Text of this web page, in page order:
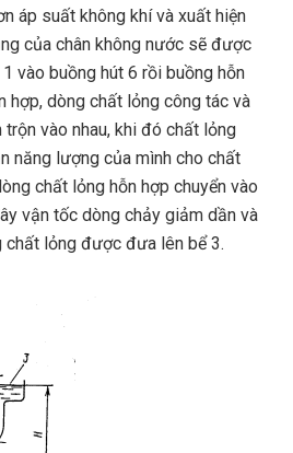
áp suất không khí và xuất hiện
của chân không nước sẽ được
vào buồng hút 6 rồi buồng hỗn
hợp, dòng chất lỏng công tác và
vào nhau, khi đó chất lỏng
năng lượng của mình cho chất
chất lỏng hỗn hợp chuyển vào
vận tốc dòng chảy giảm dần và
lỏng được đưa lên bể 3.